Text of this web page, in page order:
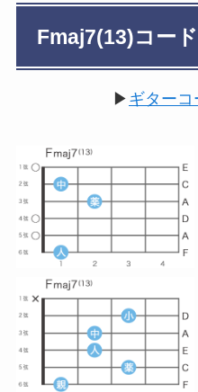
Fmaj7(13)コー
▶ ギター